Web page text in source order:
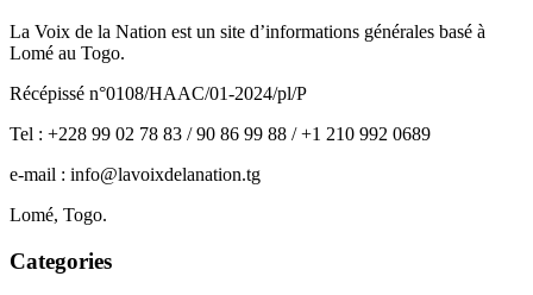
La Voix de la Nation est un site d’informations générales basé à
Lomé au Togo.
Récépissé n°0108/HAAC/01-2024/pl/P
Tel : +228 99 02 78 83 / 90 86 99 88 / +1 210 992 0689
e-mail : info@lavoixdelanation.tg
Lomé, Togo.
Categories